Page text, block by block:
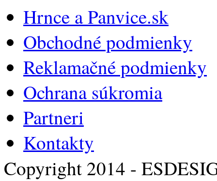
Hrnce a Panvice.sk
Obchodné podmienky
Reklamačné podmienky
Ochrana súkromia
Partneri
Kontakty
Copyright 2014 -